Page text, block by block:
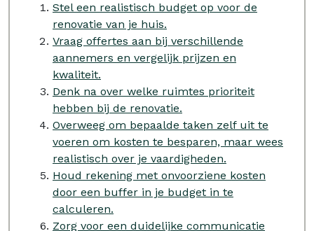
Stel een realistisch budget op voor de
renovatie van je huis.
Vraag offertes aan bij verschillende
aannemers en vergelijk prijzen en
kwaliteit.
Denk na over welke ruimtes prioriteit
hebben bij de renovatie.
Overweeg om bepaalde taken zelf uit te
voeren om kosten te besparen, maar wees
realistisch over je vaardigheden.
Houd rekening met onvoorziene kosten
door een buffer in je budget in te
calculeren.
Zorg voor een duidelijke communicatie